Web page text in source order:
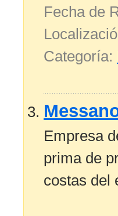
Fecha de
Categoría:
Empresa
prima de
costas del